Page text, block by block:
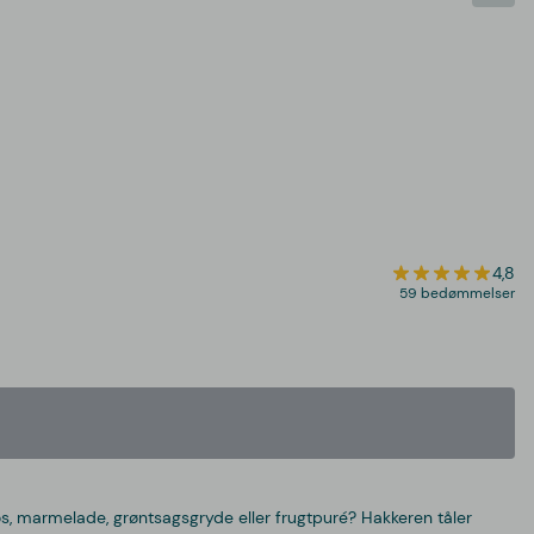
4,8
59 bedømmelser
grøntsagsgryde eller frugtpuré? Hakkeren tåler